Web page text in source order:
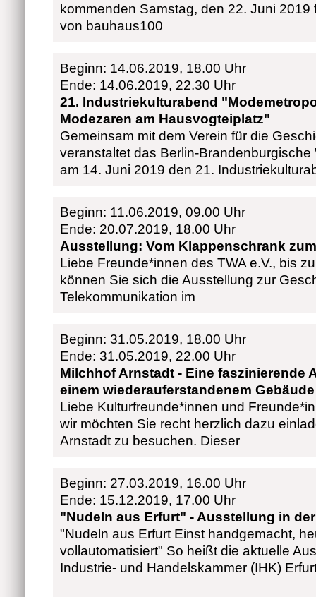
kommenden Samstag, den 22. Juni 2019
von bauhaus100
Beginn: 14.06.2019, 18.00 Uhr
Ende: 14.06.2019, 22.30 Uhr
21. Industriekulturabend
Modezaren am Hausvogteiplatz"
Gemeinsam mit dem Verein für die
veranstaltet das Berlin-Brandenburgische
am 14. Juni 2019 den 21.
Beginn: 11.06.2019, 09.00 Uhr
Ende: 20.07.2019, 18.00 Uhr
Ausstellung: Vom Klappenschrank
Liebe Freunde*innen des TWA e.V., bis
können Sie sich die Ausstellung zur
Telekommunikation im
Beginn: 31.05.2019, 18.00 Uhr
Ende: 31.05.2019, 22.00 Uhr
Milchhof Arnstadt - Eine faszinierende
einem wiederauferstandenem Gebäude
Liebe Kulturfreunde*innen und
wir möchten Sie recht herzlich dazu
Arnstadt zu besuchen. Dieser
Beginn: 27.03.2019, 16.00 Uhr
Ende: 15.12.2019, 17.00 Uhr
"Nudeln aus Erfurt" - Ausstellung in
"Nudeln aus Erfurt Einst handgemacht,
vollautomatisiert" So heißt die aktuelle
Industrie- und Handelskammer (IHK)